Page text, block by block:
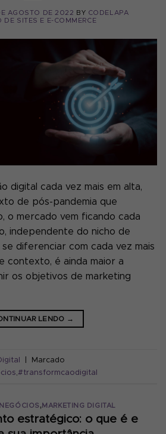
AGOSTO DE 2022 BY CODELAPA
DE SITES E E-COMMERCE
digital cada vez mais em alta,
de pós-pandemia que
o mercado vem ficando cada
independente do nicho de
diferenciar com cada vez mais
contexto, é ainda maior a
os objetivos de marketing
LENDO →
Marcado
#transformcaodigital
,MARKETING DIGITAL
estratégico: o que é e